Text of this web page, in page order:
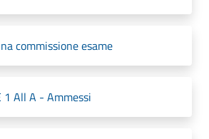
commissione esame
1 All A - Ammessi